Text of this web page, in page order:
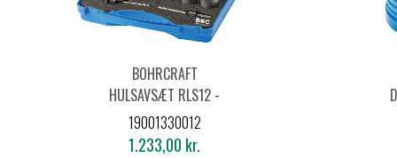
BOHRCRAFT
HULSAVSÆT RLS12 -
14 DELE BI-METAL HSS
19001330012
1.233,00 kr.